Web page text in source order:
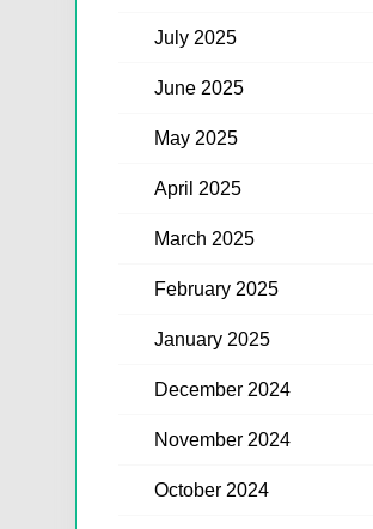
July 2025
June 2025
May 2025
April 2025
March 2025
February 2025
January 2025
December 2024
November 2024
October 2024